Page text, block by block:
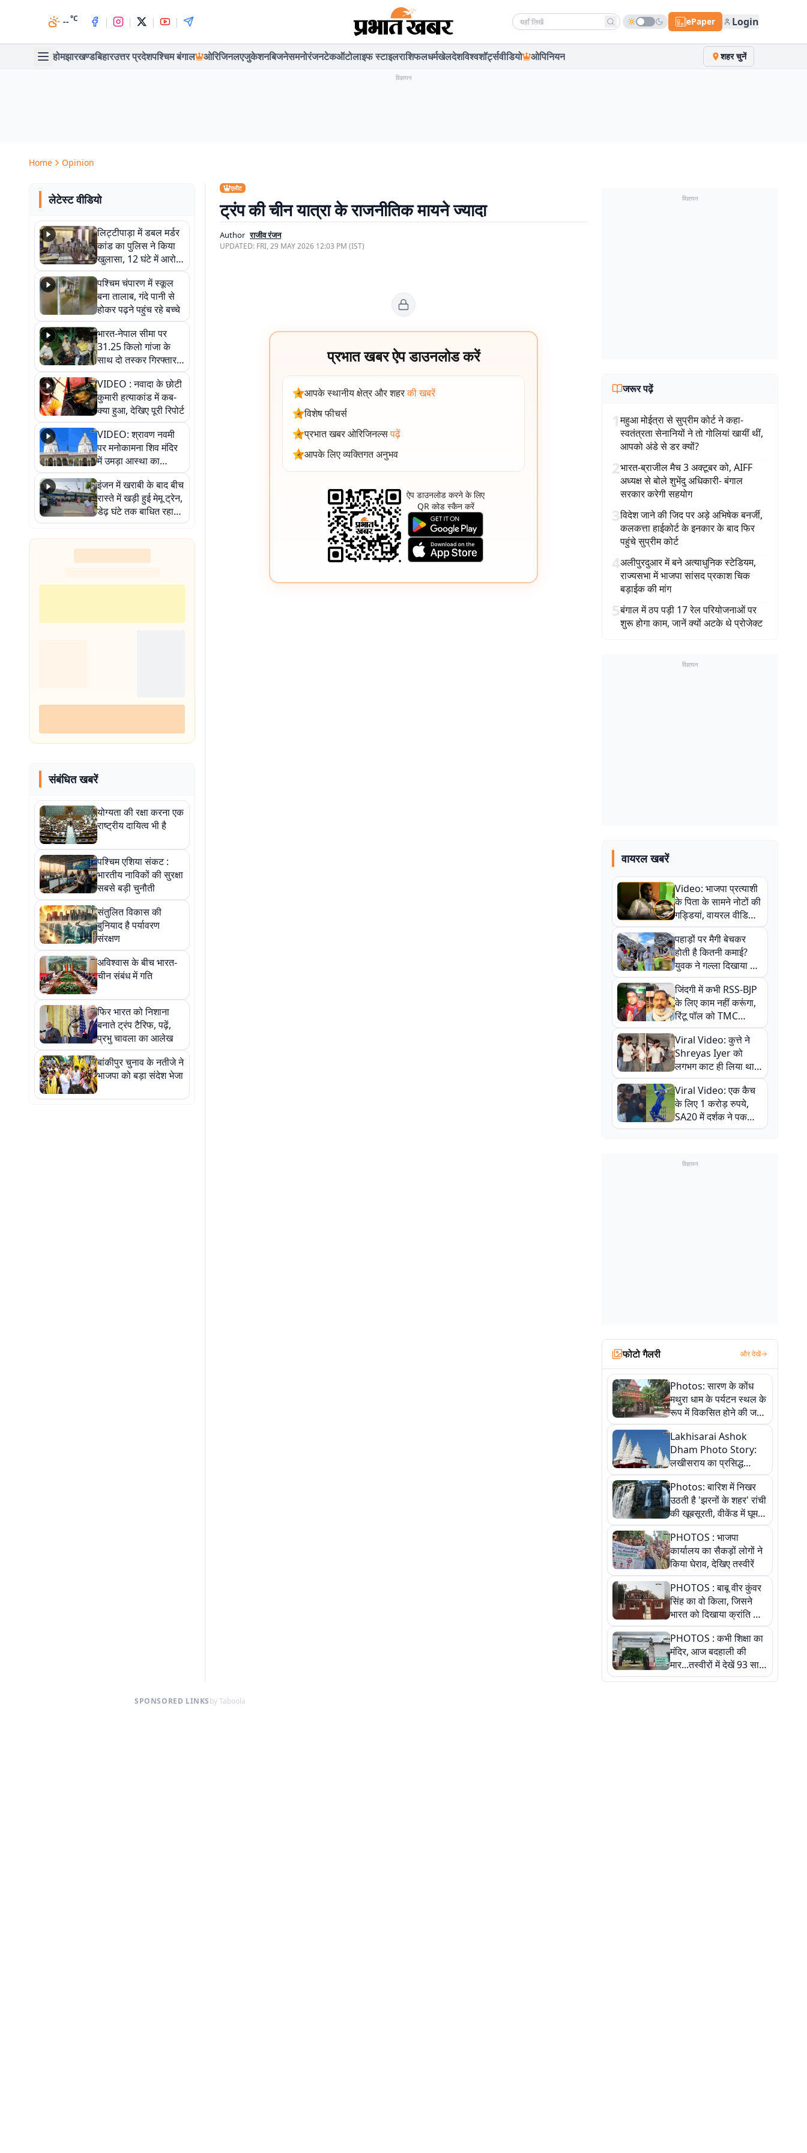
--°C | | | | Search news ePaper Login
होमझारखण्डबिहारउत्तर प्रदेशपश्चिम बंगाल ओरिजिनलएजुकेशनबिजनेसमनोरंजनटेकऑटोलाइफ स्टाइलराशिफलधर्मखेलदेशविश्वशॉर्ट्सवीडियो ओपिनियन शहर चुनें
विज्ञापन
Home Opinion
लेटेस्ट वीडियो
लिट्टीपाड़ा में डबल मर्डर
कांड का पुलिस ने किया
खुलासा, 12 घंटे में आरोपी
गिरफ्तार
पश्चिम चंपारण में स्कूल
बना तालाब, गंदे पानी से
होकर पढ़ने पहुंच रहे बच्चे
भारत-नेपाल सीमा पर
31.25 किलो गांजा के
साथ दो तस्कर गिरफ्तार,
नेपाली नंबर की बाइक
जब्त
VIDEO : नवादा के छोटी
कुमारी हत्याकांड में कब-
क्या हुआ, देखिए पूरी रिपोर्ट
VIDEO: श्रावण नवमी
पर मनोकामना शिव मंदिर
में उमड़ा आस्था का
सैलाब, हर-हर महादेव के
जयघोष से गूंजा परिसर
इंजन में खराबी के बाद बीच
रास्ते में खड़ी हुई मेमू ट्रेन,
डेढ़ घंटे तक बाधित रहा
आवागमन
संबंधित खबरें
योग्यता की रक्षा करना एक
राष्ट्रीय दायित्व भी है
पश्चिम एशिया संकट :
भारतीय नाविकों की सुरक्षा
सबसे बड़ी चुनौती
संतुलित विकास की
बुनियाद है पर्यावरण
संरक्षण
अविश्वास के बीच भारत-
चीन संबंध में गति
फिर भारत को निशाना
बनाते ट्रंप टैरिफ, पढ़ें,
प्रभु चावला का आलेख
बांकीपुर चुनाव के नतीजे ने
भाजपा को बड़ा संदेश भेजा
एलीट
ट्रंप की चीन यात्रा के राजनीतिक मायने ज्यादा
Author राजीव रंजन
UPDATED: FRI, 29 MAY 2026 12:03 PM (IST)
प्रभात खबर ऐप डाउनलोड करें
आपके स्थानीय क्षेत्र और शहरकी खबरें
विशेष फीचर्स
प्रभात खबर ओरिजिनल्सपढ़ें
आपके लिए व्यक्तिगत अनुभव
ऐप डाउनलोड करने के लिए
QR कोड स्कैन करें
विज्ञापन
जरूर पढ़ें
1महुआ मोईत्रा से सुप्रीम कोर्ट ने कहा-
स्वतंत्रता सेनानियों ने तो गोलियां खायीं थीं,
आपको अंडे से डर क्यों?
2भारत-ब्राजील मैच 3 अक्टूबर को, AIFF
अध्यक्ष से बोले शुभेंदु अधिकारी- बंगाल
सरकार करेगी सहयोग
3विदेश जाने की जिद पर अड़े अभिषेक बनर्जी,
कलकत्ता हाईकोर्ट के इनकार के बाद फिर
पहुंचे सुप्रीम कोर्ट
4अलीपुरदुआर में बने अत्याधुनिक स्टेडियम,
राज्यसभा में भाजपा सांसद प्रकाश चिक
बड़ाईक की मांग
5बंगाल में ठप पड़ी 17 रेल परियोजनाओं पर
शुरू होगा काम, जानें क्यों अटके थे प्रोजेक्ट
विज्ञापन
वायरल खबरें
Video: भाजपा प्रत्याशी
के पिता के सामने नोटों की
गड्डियां, वायरल वीडियो
से राजनीति में उबाल,
अजित महतो बोले- TMC
की गंदी चाल
पहाड़ों पर मैगी बेचकर
होती है कितनी कमाई?
युवक ने गल्ला दिखाया तो
नौकरी वालों के खड़े हो गए
कान
जिंदगी में कभी RSS-BJP
के लिए काम नहीं करूंगा,
रिंटू पॉल को TMC
ऑफिस में ले जाकर पीटा,
Video वायरल
Viral Video: कुत्ते ने
Shreyas Iyer को
लगभग काट ही लिया था,
न्यूजीलैंड सीरीज से पहले
बाल-बाल बचे
Viral Video: एक कैच
के लिए 1 करोड़ रुपये,
SA20 में दर्शक ने पकड़ा
एक हाथ से गजब का कैच
विज्ञापन
फोटो गैलरी और देखें
Photos: सारण के कोंध
मथुरा धाम के पर्यटन स्थल के
रूप में विकसित होने की जगी
आस, 9 तस्वीरों में देखें पूरी
कहानी
Lakhisarai Ashok
Dham Photo Story:
लखीसराय का प्रसिद्ध
अशोक धाम—आस्था,
श्रृंगार, अनुष्ठान और
अलौकिक संध्या आरती के
विहंगम दृश्य
Photos: बारिश में निखर
उठती है 'झरनों के शहर' रांची
की खूबसूरती, वीकेंड में घूम
आएं ये 5 वादियां
PHOTOS : भाजपा
कार्यालय का सैकड़ों लोगों ने
किया घेराव, देखिए तस्वीरें
PHOTOS : बाबू वीर कुंवर
सिंह का वो किला, जिसने
भारत को दिखाया क्रांति का
रास्ता: तस्वीरों में देखिए
PHOTOS : कभी शिक्षा का
मंदिर, आज बदहाली की
मार...तस्वीरों में देखें 93 साल
पुराने इस हाई स्कूल की
SPONSORED LINKSby Taboola